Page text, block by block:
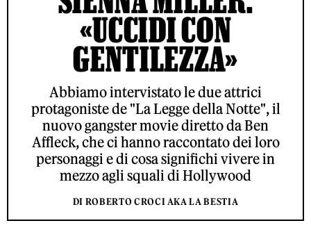
«UCCIDI CON
GENTILEZZA»
Abbiamo intervistato le due attrici
protagoniste de "La Legge della Notte", il
nuovo gangster movie diretto da Ben
Affleck, che ci hanno raccontato dei loro
personaggi e di cosa significhi vivere in
mezzo agli squali di Hollywood
DI ROBERTO CROCI AKA LA BESTIA